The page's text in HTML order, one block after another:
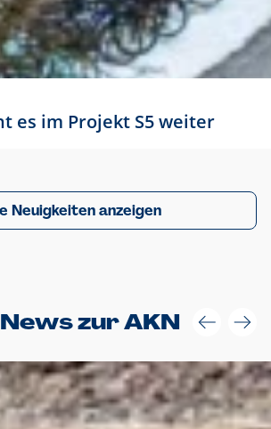
es im Projekt S5 weiter
Neuigkeiten anzeigen
zur AKN